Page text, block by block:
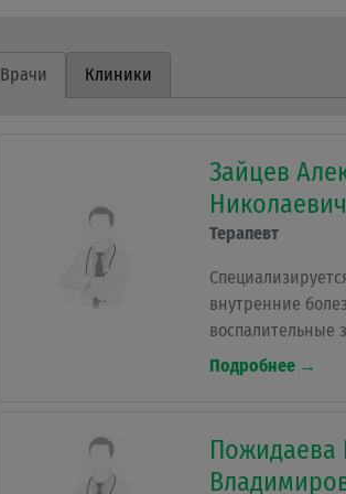
Врачи Клиники
Зайцев
Николаевич
Терапевт
внутренние
воспалительные
ишемическая
отека Квинке,
периартрозы,
пищевые
Подробнее →
Пожидаева